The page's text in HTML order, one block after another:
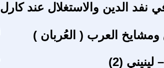
نفد الدين والاستغلال عند كارل
العرب ( العُربان )
(2)